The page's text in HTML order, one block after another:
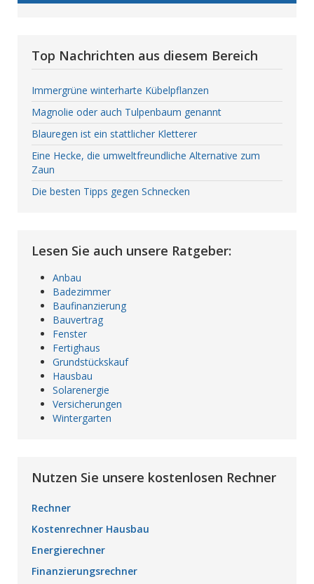
Top Nachrichten aus diesem Bereich
Immergrüne winterharte Kübelpflanzen
Magnolie oder auch Tulpenbaum genannt
Blauregen ist ein stattlicher Kletterer
Eine Hecke, die umweltfreundliche Alternative zum
Zaun
Die besten Tipps gegen Schnecken
Lesen Sie auch unsere Ratgeber:
Anbau
Badezimmer
Baufinanzierung
Bauvertrag
Fenster
Fertighaus
Grundstückskauf
Hausbau
Solarenergie
Versicherungen
Wintergarten
Nutzen Sie unsere kostenlosen Rechner
Rechner
Kostenrechner Hausbau
Energierechner
Finanzierungsrechner